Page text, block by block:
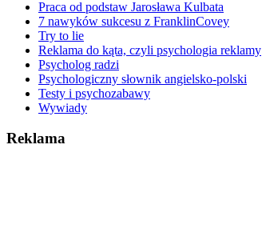
Praca od podstaw Jarosława Kulbata
7 nawyków sukcesu z FranklinCovey
Try to lie
Reklama do kąta, czyli psychologia reklamy
Psycholog radzi
Psychologiczny słownik angielsko-polski
Testy i psychozabawy
Wywiady
Reklama